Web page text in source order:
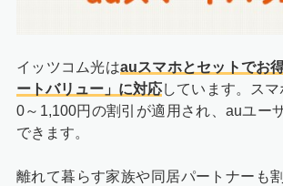
イッツコム光はauスマホとセットでお
ートバリュー」に対応しています。ス
0～1,100円の割引が適用され、auユー
できます。
離れて暮らす家族や同居パートナーも